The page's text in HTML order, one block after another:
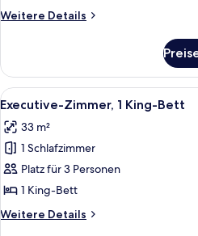
Weitere Details
Weitere
2 Doppelbetten
Alle
Fotos
für
Executive-
Zimmer,
1 King-
Bett
anzeigen
8
Executive-Zimmer, 1 King-Bett
33 m²
1 Schlafzimmer
Platz für 3 Personen
1 King-Bett
Weitere Details
Weitere